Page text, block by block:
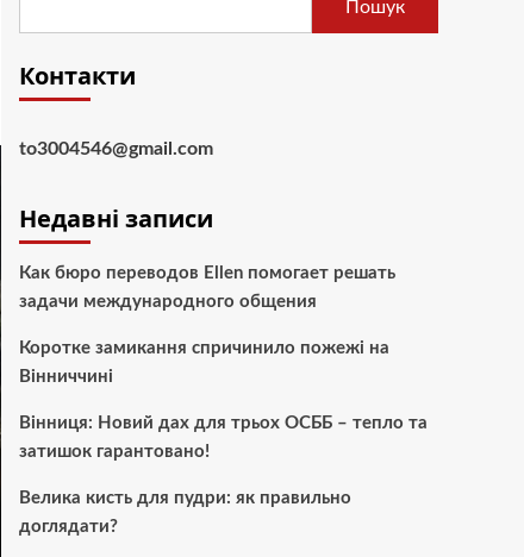
Пошук
Контакти
to3004546@gmail.com
Недавні записи
Как бюро переводов Ellen помогает решать
задачи международного общения
Коротке замикання спричинило пожежі на
Вінниччині
Вінниця: Новий дах для трьох ОСББ – тепло та
затишок гарантовано!
Велика кисть для пудри: як правильно
доглядати?